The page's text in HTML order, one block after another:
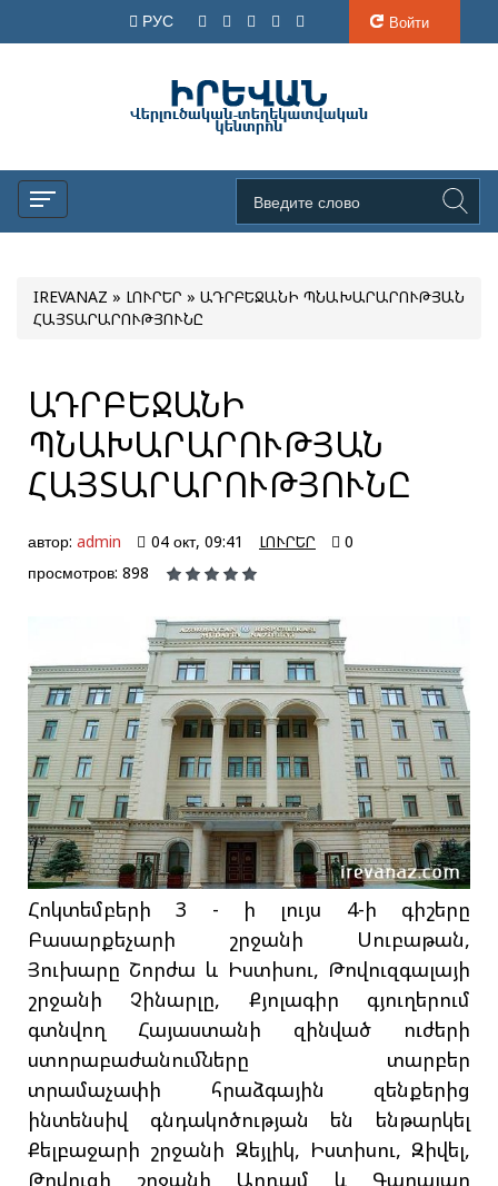
РУС Войти
IREVANAZ » ԼՈՒՐԵՐ » ԱԴՐԲԵՋԱՆԻ ՊՆԱԽԱՐԱՐՈՒԹՅԱՆ
ՀԱՅՏԱՐԱՐՈՒԹՅՈՒՆԸ
ԱԴՐԲԵՋԱՆԻ
ՊՆԱԽԱՐԱՐՈՒԹՅԱՆ
ՀԱՅՏԱՐԱՐՈՒԹՅՈՒՆԸ
автор: admin 04 окт, 09:41 ԼՈՒՐԵՐ
0
просмотров: 898
Հոկտեմբերի 3 - ի լույս 4-ի գիշերը
Բասարքեչարի շրջանի Սուբաթան,
Յուխարը Շորժա և Իստիսու, Թովուզգալայի
շրջանի Չինարլը, Քյոլագիր գյուղերում
գտնվող Հայաստանի զինված ուժերի
ստորաբաժանումները տարբեր
տրամաչափի հրաձգային զենքերից
ինտենսիվ գնդակոծության են ենթարկել
Քելբաջարի շրջանի Զեյլիկ, Իստիսու, Զիվել,
Թովուզի շրջանի Աղդամ և Գարալար